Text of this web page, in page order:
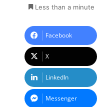
Less than a minute
Facebook
X
LinkedIn
Messenger